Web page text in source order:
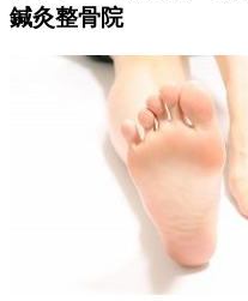
鍼灸整骨院